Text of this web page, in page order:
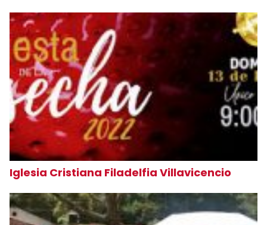
Iglesia Cristiana Filadelfia Villavicencio